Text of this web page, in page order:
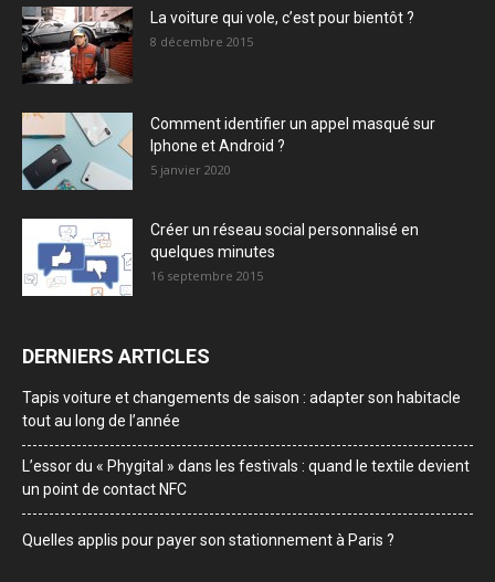
La voiture qui vole, c’est pour bientôt ?
8 décembre 2015
Comment identifier un appel masqué sur
Iphone et Android ?
5 janvier 2020
Créer un réseau social personnalisé en
quelques minutes
16 septembre 2015
DERNIERS ARTICLES
Tapis voiture et changements de saison : adapter son habitacle
tout au long de l’année
L’essor du « Phygital » dans les festivals : quand le textile devient
un point de contact NFC
Quelles applis pour payer son stationnement à Paris ?